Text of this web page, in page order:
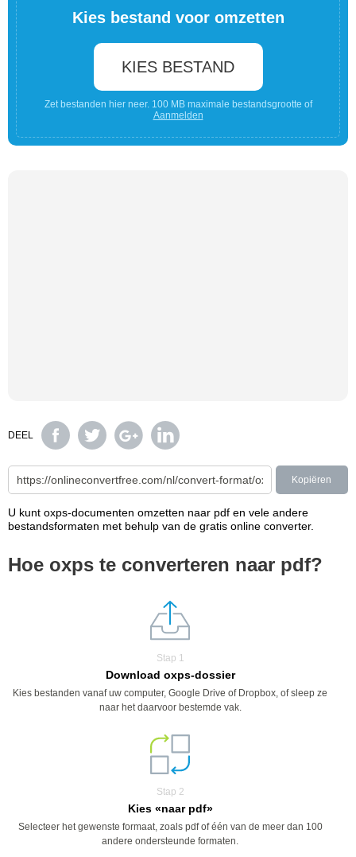
Kies bestand voor omzetten
KIES BESTAND
Zet bestanden hier neer. 100 MB maximale bestandsgrootte of
Aanmelden
DEEL
Kopiëren
U kunt oxps-documenten omzetten naar pdf en vele andere
bestandsformaten met behulp van de gratis online converter.
Hoe oxps te converteren naar pdf?
Stap 1
Download oxps-dossier
Kies bestanden vanaf uw computer, Google Drive of Dropbox, of sleep ze
naar het daarvoor bestemde vak.
Stap 2
Kies «naar pdf»
Selecteer het gewenste formaat, zoals pdf of één van de meer dan 100
andere ondersteunde formaten.